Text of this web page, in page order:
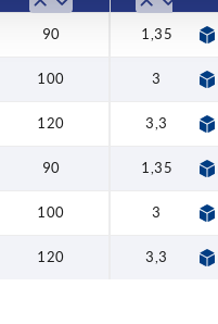
90 1,35
100 3
120 3,3
90 1,35
100 3
120 3,3